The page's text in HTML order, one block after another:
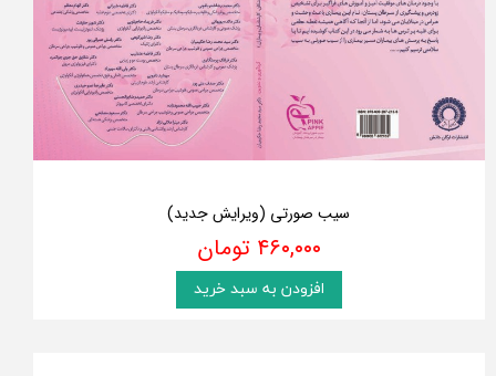
سیب صورتی (ویرایش جدید)
۴۶۰,۰۰۰ تومان
افزودن به سبد خرید